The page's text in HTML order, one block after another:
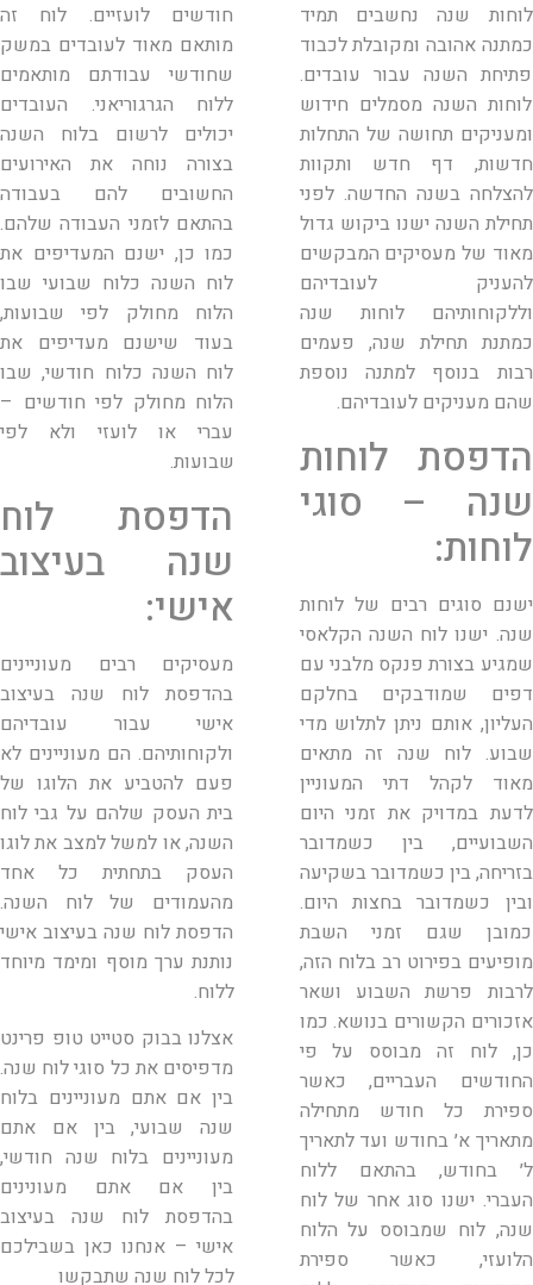
לוחות שנה נחשבים תמיד
כמתנה אהובה ומקובלת לכבוד
פתיחת השנה עבור עובדים.
לוחות השנה מסמלים חידוש
ומעניקים תחושה של התחלות
חדשות, דף חדש ותקוות
להצלחה בשנה החדשה. לפני
תחילת השנה ישנו ביקוש גדול
מאוד של מעסיקים המבקשים
להעניק לעובדיהם
וללקוחותיהם לוחות שנה
כמתנת תחילת שנה, פעמים
רבות בנוסף למתנה נוספת
שהם מעניקים לעובדיהם.
הדפסת לוחות
שנה – סוגי
לוחות:
ישנם סוגים רבים של לוחות
שנה. ישנו לוח השנה הקלאסי
שמגיע בצורת פנקס מלבני עם
דפים שמודבקים בחלקם
העליון, אותם ניתן לתלוש מדי
שבוע. לוח שנה זה מתאים
מאוד לקהל דתי המעוניין
לדעת במדויק את זמני היום
השבועיים, בין כשמדובר
בזריחה, בין כשמדובר בשקיעה
ובין כשמדובר בחצות היום.
כמובן שגם זמני השבת
מופיעים בפירוט רב בלוח הזה,
לרבות פרשת השבוע ושאר
אזכורים הקשורים בנושא. כמו
כן, לוח זה מבוסס על פי
החודשים העבריים, כאשר
ספירת כל חודש מתחילה
מתאריך א׳ בחודש ועד לתאריך
ל׳ בחודש, בהתאם ללוח
העברי. ישנו סוג אחר של לוח
שנה, לוח שמבוסס על הלוח
הלועזי, כאשר ספירת
חודשים לועזיים. לוח זה
מותאם מאוד לעובדים במשק
שחודשי עבודתם מותאמים
ללוח הגרגוריאני. העובדים
יכולים לרשום בלוח השנה
בצורה נוחה את האירועים
החשובים להם בעבודה
בהתאם לזמני העבודה שלהם.
כמו כן, ישנם המעדיפים את
לוח השנה כלוח שבועי שבו
הלוח מחולק לפי שבועות,
בעוד שישנם מעדיפים את
לוח השנה כלוח חודשי, שבו
הלוח מחולק לפי חודשים –
עברי או לועזי ולא לפי
שבועות.
הדפסת לוח
שנה בעיצוב
אישי:
מעסיקים רבים מעוניינים
בהדפסת לוח שנה בעיצוב
אישי עבור עובדיהם
ולקוחותיהם. הם מעוניינים לא
פעם להטביע את הלוגו של
בית העסק שלהם על גבי לוח
השנה, או למשל למצב את לוגו
העסק בתחתית כל אחד
מהעמודים של לוח השנה.
הדפסת לוח שנה בעיצוב אישי
נותנת ערך מוסף ומימד מיוחד
ללוח.
אצלנו בבוק סטייט טופ פרינט
מדפיסים את כל סוגי לוח שנה.
בין אם אתם מעוניינים בלוח
שנה שבועי, בין אם אתם
מעוניינים בלוח שנה חודשי,
בין אם אתם מעונינים
בהדפסת לוח שנה בעיצוב
אישי – אנחנו כאן בשבילכם
לכל לוח שנה שתבקשו